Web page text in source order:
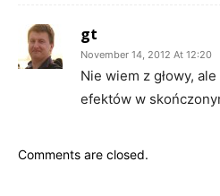
gt
November 14, 2012 At 12:20
Nie wiem z głowy,
efektów w
Comments are closed.